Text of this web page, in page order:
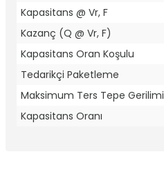
Kapasitans @ Vr, F
Kazanç (Q @ Vr, F)
Kapasitans Oran Koşulu
Tedarikçi Paketleme
Maksimum Ters Tepe Gerilimi
Kapasitans Oranı